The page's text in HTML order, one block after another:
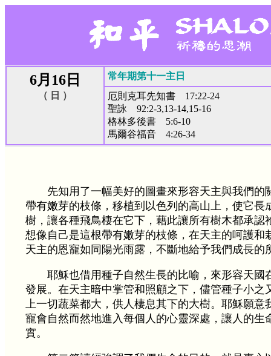
6月16日
（ 日 ）
常年期第十一主日
厄則克耳先知書 17:22-24
聖詠 92:2-3,13-14,15-16
格林多後書 5:6-10
馬爾谷福音 4:26-34
先知用了一幅美好的圖畫來形容天主與我們的
帶有嫩芽的枝條，移植到以色列的高山上，使它長
樹，讓各種飛鳥棲在它下，藉此讓所有樹木都承認
想像自己是這根帶有嫩芽的枝條，在天主的呵護和
天主的恩寵如同陽光雨露，不斷地給予我們成長的
耶穌也借用種子自然生長的比喻，來形容天國
發展。在天主暗中掌管和照顧之下，儘管種子小之
上一切蔬菜都大，供人棲息其下的大樹。耶穌願意
寵會自然而然地進入每個人的心靈深處，讓人的生
實。